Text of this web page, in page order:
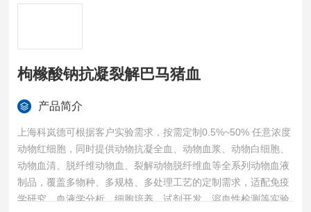
枸橼酸钠抗凝裂解巴马猪血
产品简介
上海科岚德可根据客户实验需求，按需定制0.5%~50% 任意浓度
动物红细胞，同时提供动物抗凝全血、动物血浆、动物白细胞、
动物血清、脱纤维动物血、裂解动物脱纤维血等全系列动物血液
制品，覆盖多物种、多规格、多处理工艺的定制需求，适配免疫
学研究、血液学分析、细胞培养、试剂开发、溶血性检测等实验